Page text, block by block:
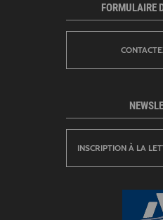
FORMULAIRE
INSCRIPTION À LA